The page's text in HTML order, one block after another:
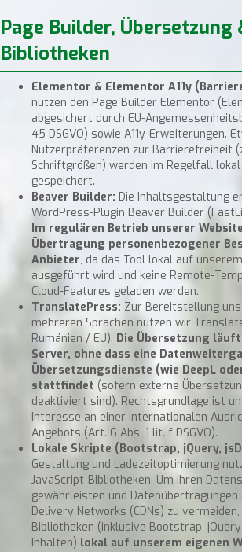
Page Builder, Übersetzung
Bibliotheken
Elementor & Elementor A11y
nutzen den Page Builder Elementor
abgesichert durch EU-
45 DSGVO) sowie A11y-Erweiterungen.
Nutzerpräferenzen zur Barrierefreiheit
Schriftgrößen) werden im Regelfall
gespeichert.
Beaver Builder: Die Inhaltsgestaltung
WordPress-Plugin Beaver Builder
Im regulären Betrieb unserer
Übertragung personenbezogener
Anbieter, da das Tool lokal auf
ausgeführt wird und keine Remote-
Cloud-Features geladen werden.
TranslatePress: Zur Bereitstellung
mehreren Sprachen nutzen wir
Rumänien / EU). Die Übersetzung
Server, ohne dass eine
Übersetzungsdienste (wie DeepL
stattfindet (sofern externe
deaktiviert sind). Rechtsgrundlage ist
Interesse an einer internationalen
Angebots (Art. 6 Abs. 1 lit. f DSGVO).
Lokale Skripte (Bootstrap, jQuery,
Gestaltung und Ladezeitoptimierung
JavaScript-Bibliotheken. Um Ihren
gewährleisten und
Delivery Networks (CDNs) zu
Bibliotheken (inklusive Bootstrap,
Inhalten) lokal auf unserem eigenen